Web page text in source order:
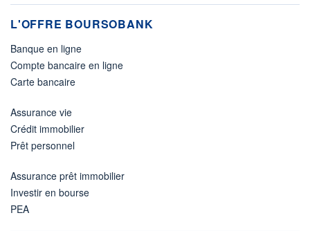
L'OFFRE BOURSOBANK
Banque en ligne
Compte bancaire en ligne
Carte bancaire
Assurance vie
Crédit immobilier
Prêt personnel
Assurance prêt immobilier
Investir en bourse
PEA